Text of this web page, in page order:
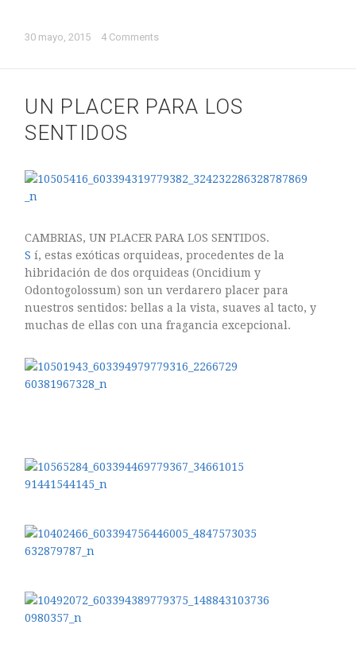
Astilbe, las flores que sueñan
RANUNCULOS, FRANCESILLAS …
Ricard
ASTILBE, EL SUEÑO DE UNA NOVIA
Isabel
Silvia
CALA: LA FLOR DEL AGUA
30 mayo, 2015 4 Comments
UN PLACER PARA LOS
SENTIDOS
CAMBRIAS, UN PLACER PARA LOS SENTIDOS.
Sí, estas exóticas orquideas, procedentes de la
hibridación de dos orquideas (Oncidium y
Odontogolossum) son un verdarero placer para
nuestros sentidos: bellas a la vista, suaves al tacto, y
muchas de ellas con una fragancia excepcional.